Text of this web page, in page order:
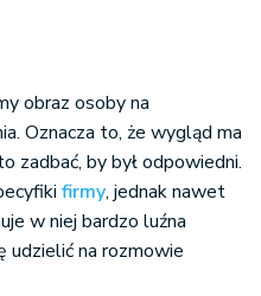
obraz osoby na
Oznacza to, że wygląd ma
zadbać, by był odpowiedni.
firmy, jednak nawet
w niej bardzo luźna
udzielić na rozmowie